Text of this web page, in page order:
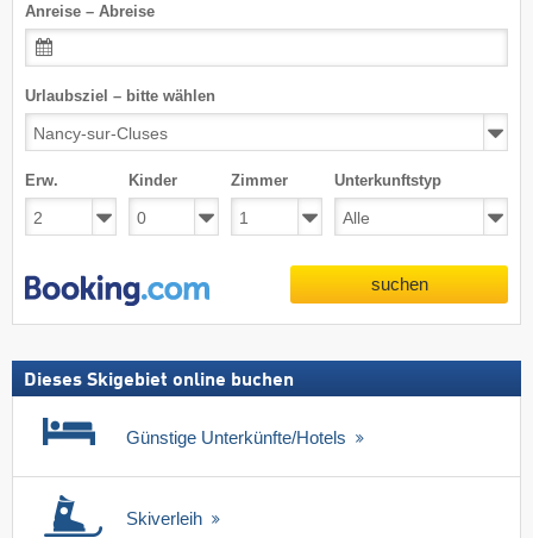
Anreise – Abreise
Urlaubsziel – bitte wählen
Erw. Kinder Zimmer Unterkunftstyp
suchen
Dieses Skigebiet online buchen
Günstige Unterkünfte/Hotels
Skiverleih